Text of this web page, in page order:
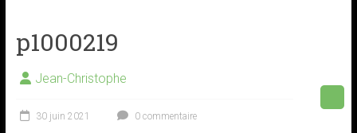
p1000219
Jean-Christophe
30 juin 2021 0 commentaire